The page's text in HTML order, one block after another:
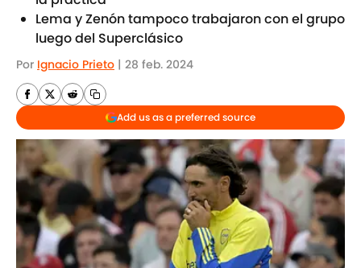
Lema y Zenón tampoco trabajaron con el grupo
luego del Superclásico
Por Ignacio Prieto | 28 feb. 2024
Add us as a preferred source